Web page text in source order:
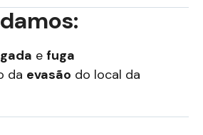
e fuga
da evasão do local da